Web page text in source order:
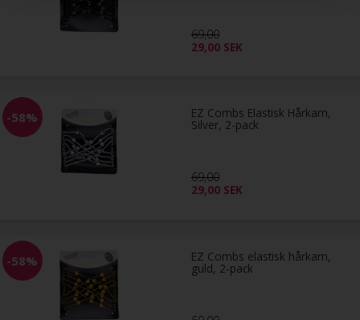
69,00
29,00 SEK
-58% EZ Combs Elastisk Hårkam,
Silver, 2-pack
69,00
29,00 SEK
-58% EZ Combs elastisk hårkam,
guld, 2-pack